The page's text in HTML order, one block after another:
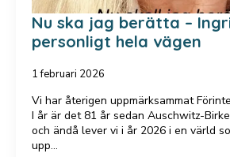
Nu ska jag berätta –
personligt hela vägen
1 februari 2026
Vi har återigen uppmärksammat
I år är det 81 år sedan Auschwitz-
och ändå lever vi i år 2026 i en värld
upp…